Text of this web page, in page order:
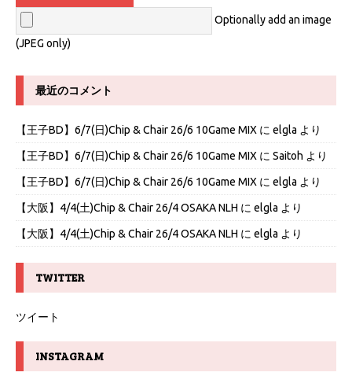
Optionally add an image
(JPEG only)
最近のコメント
【王子BD】6/7(日)Chip & Chair 26/6 10Game MIX に elgla より
【王子BD】6/7(日)Chip & Chair 26/6 10Game MIX に Saitoh より
【王子BD】6/7(日)Chip & Chair 26/6 10Game MIX に elgla より
【大阪】4/4(土)Chip & Chair 26/4 OSAKA NLH に elgla より
【大阪】4/4(土)Chip & Chair 26/4 OSAKA NLH に elgla より
TWITTER
ツイート
INSTAGRAM